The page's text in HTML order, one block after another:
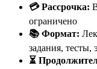
💳 Рассрочка:
ограничено
📚 Формат:
задания, тесты,
⏳